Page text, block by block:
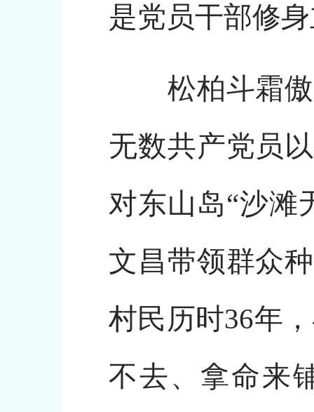
是党员干部修
松柏斗霜傲
无数共产党员
对东山岛“沙滩
文昌带领群众
村民历时36年
不去、拿命来